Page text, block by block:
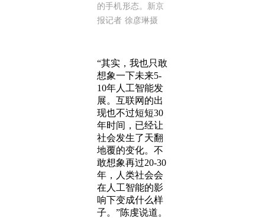
的手机形态。新京
报记者 徐彦琳摄
“其实，我也只敢
想象一下未来5-
10年人工智能发
展。互联网的出
现也不过短短30
年时间，已经让
社会发生了天翻
地覆的变化。不
敢想象再过20-30
年，人类社会会
在人工智能的影
响下变成什么样
子。”陈虔说道。